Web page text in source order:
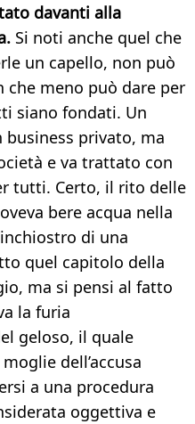
davanti alla
Si noti anche quel che
un capello, non può
che meno può dare per
siano fondati. Un
business privato, ma
e va trattato con
tutti. Certo, il rito delle
bere acqua nella
di una
quel capitolo della
ma si pensi al fatto
la furia
geloso, il quale
dell’accusa
a una procedura
oggettiva e